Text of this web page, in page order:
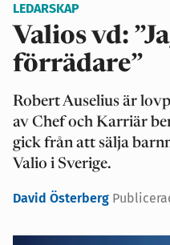
LEDARSKAP
Valios vd:
förrädare”
Robert Auselius är
av Chef och Karriär
gick från att sälja
Valio i Sverige.
David Österberg